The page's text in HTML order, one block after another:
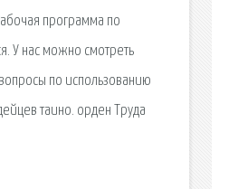
программа по
У нас можно смотреть
по использованию
таино. орден Труда